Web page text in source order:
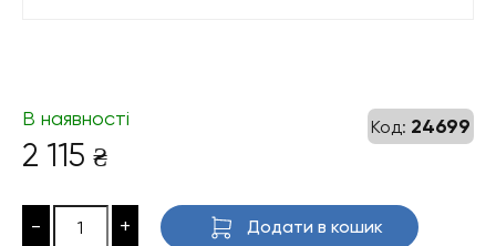
Код: 24699
В наявності
2 115 ₴
- + Додати в кошик